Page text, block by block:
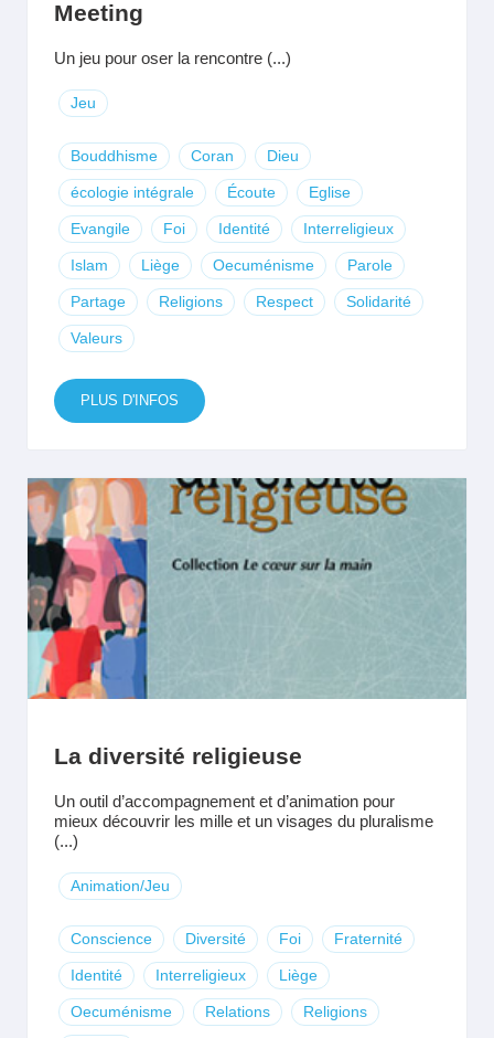
Meeting
Un jeu pour oser la rencontre (...)
Jeu
Bouddhisme Coran Dieu
écologie intégrale Écoute Eglise
Evangile Foi Identité Interreligieux
Islam Liège Oecuménisme Parole
Partage Religions Respect Solidarité
Valeurs
PLUS D'INFOS
La diversité religieuse
Un outil d’accompagnement et d’animation pour
mieux découvrir les mille et un visages du pluralisme
(...)
Animation/Jeu
Conscience Diversité Foi Fraternité
Identité Interreligieux Liège
Oecuménisme Relations Religions